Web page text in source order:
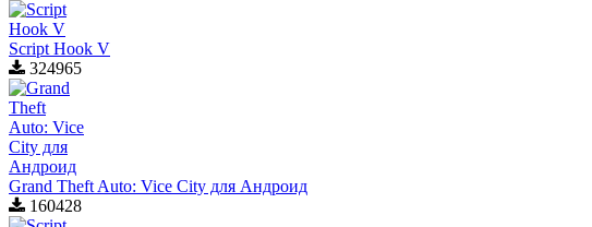
Script Hook V
324965
Grand Theft Auto: Vice City для Aндроид
160428